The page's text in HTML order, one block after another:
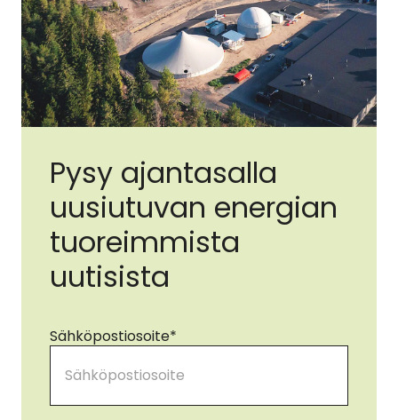
Pysy ajantasalla
uusiutuvan energian
tuoreimmista
uutisista
Sähköpostiosoite*